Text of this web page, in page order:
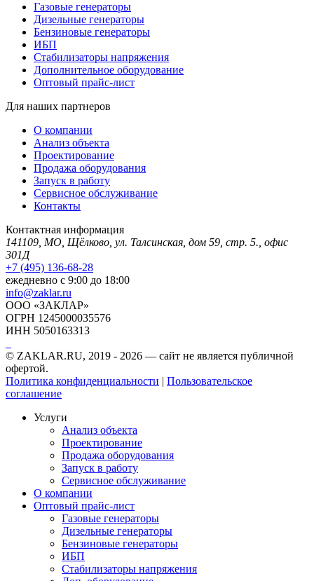
Газовые генераторы
Дизельные генераторы
Бензиновые генераторы
ИБП
Стабилизаторы напряжения
Дополнительное оборудование
Оптовый прайс-лист
Для наших партнеров
О компании
Анализ объекта
Проектирование
Продажа оборудования
Запуск в работу
Сервисное обслуживание
Контакты
Контактная информация
141109, МО, Щёлково, ул. Талсинская, дом 59, стр. 5., офис
301Д
+7 (495) 136-68-28
ежедневно с 9:00 до 18:00
info@zaklar.ru
ООО «ЗАКЛАР»
ОГРН 1245000035576
ИНН 5050163313
© ZAKLAR.RU, 2019 - 2026 — cайт не является публичной
офертой.
Политика конфиденциальности | Пользовательское
соглашение
Услуги
Анализ объекта
Проектирование
Продажа оборудования
Запуск в работу
Сервисное обслуживание
О компании
Оптовый прайс-лист
Газовые генераторы
Дизельные генераторы
Бензиновые генераторы
ИБП
Стабилизаторы напряжения